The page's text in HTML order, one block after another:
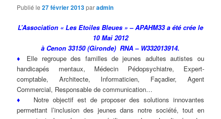
Publié le27 février 2013paradmin
L’Association « Les Etoiles Bleues » – APAHM33 a été crée le
10 Mai 2012
à Cenon 33150 (Gironde) RNA – W332013914.
♦
Elle regroupe des familles de jeunes adultes autistes ou
handicapés mentaux, Médecin Pédopsychiatre, Expert-
comptable, Architecte, Informaticien, Façadier, Agent
Commercial, Responsable de communication…
♦
Notre objectif est de proposer des solutions innovantes
permettant l’inclusion des jeunes dans notre société, tout en